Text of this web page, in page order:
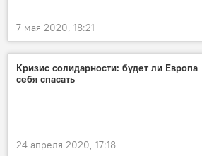
7 мая 2020, 18:21
Кризис солидарности: будет ли Европа
себя спасать
24 апреля 2020, 17:18